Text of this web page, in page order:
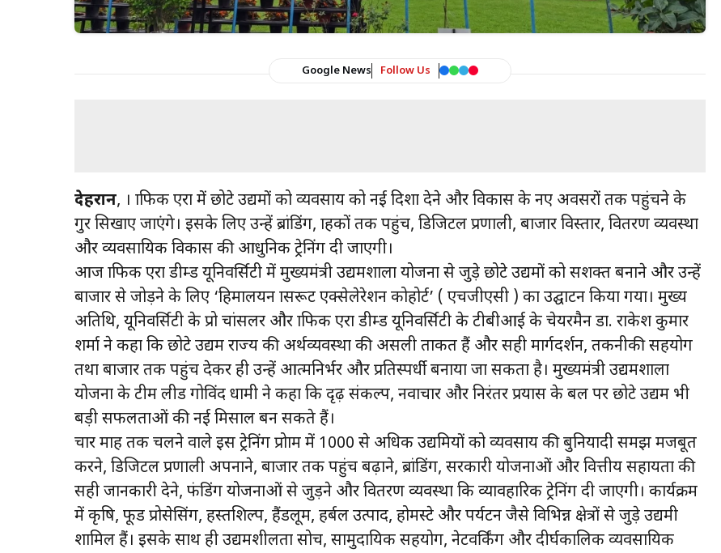
Google News Follow Us
देहरादून, । ग्राफिक एरा में छोटे उद्यमों को व्यवसाय को नई दिशा देने और विकास के नए अवसरों तक पहुंचने के
गुर सिखाए जाएंगे। इसके लिए उन्हें ब्रांडिंग, ग्राहकों तक पहुंच, डिजिटल प्रणाली, बाजार विस्तार, वितरण व्यवस्था
और व्यवसायिक विकास की आधुनिक ट्रेनिंग दी जाएगी।
आज ग्राफिक एरा डीम्ड यूनिवर्सिटी में मुख्यमंत्री उद्यमशाला योजना से जुड़े छोटे उद्यमों को सशक्त बनाने और उन्हें
बाजार से जोड़ने के लिए ‘हिमालयन ग्रासरूट एक्सेलेरेशन कोहोर्ट’ ( एचजीएसी ) का उद्घाटन किया गया। मुख्य
अतिथि, यूनिवर्सिटी के प्रो चांसलर और ग्राफिक एरा डीम्ड यूनिवर्सिटी के टीबीआई के चेयरमैन डा. राकेश कुमार
शर्मा ने कहा कि छोटे उद्यम राज्य की अर्थव्यवस्था की असली ताकत हैं और सही मार्गदर्शन, तकनीकी सहयोग
तथा बाजार तक पहुंच देकर ही उन्हें आत्मनिर्भर और प्रतिस्पर्धी बनाया जा सकता है। मुख्यमंत्री उद्यमशाला
योजना के टीम लीड गोविंद धामी ने कहा कि दृढ़ संकल्प, नवाचार और निरंतर प्रयास के बल पर छोटे उद्यम भी
बड़ी सफलताओं की नई मिसाल बन सकते हैं।
चार माह तक चलने वाले इस ट्रेनिंग प्रोग्राम में 1000 से अधिक उद्यमियों को व्यवसाय की बुनियादी समझ मजबूत
करने, डिजिटल प्रणाली अपनाने, बाजार तक पहुंच बढ़ाने, ब्रांडिंग, सरकारी योजनाओं और वित्तीय सहायता की
सही जानकारी देने, फंडिंग योजनाओं से जुड़ने और वितरण व्यवस्था कि व्यावहारिक ट्रेनिंग दी जाएगी। कार्यक्रम
में कृषि, फूड प्रोसेसिंग, हस्तशिल्प, हैंडलूम, हर्बल उत्पाद, होमस्टे और पर्यटन जैसे विभिन्न क्षेत्रों से जुड़े उद्यमी
शामिल हैं। इसके साथ ही उद्यमशीलता सोच, सामुदायिक सहयोग, नेटवर्किंग और दीर्घकालिक व्यवसायिक